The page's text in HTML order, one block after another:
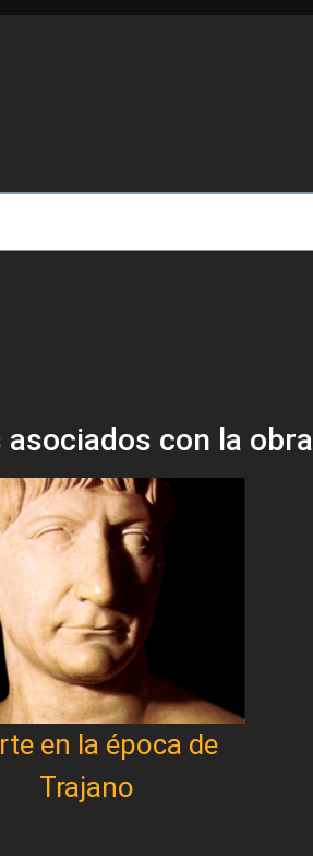
navegación
asociados con la obra
en la época de
Trajano